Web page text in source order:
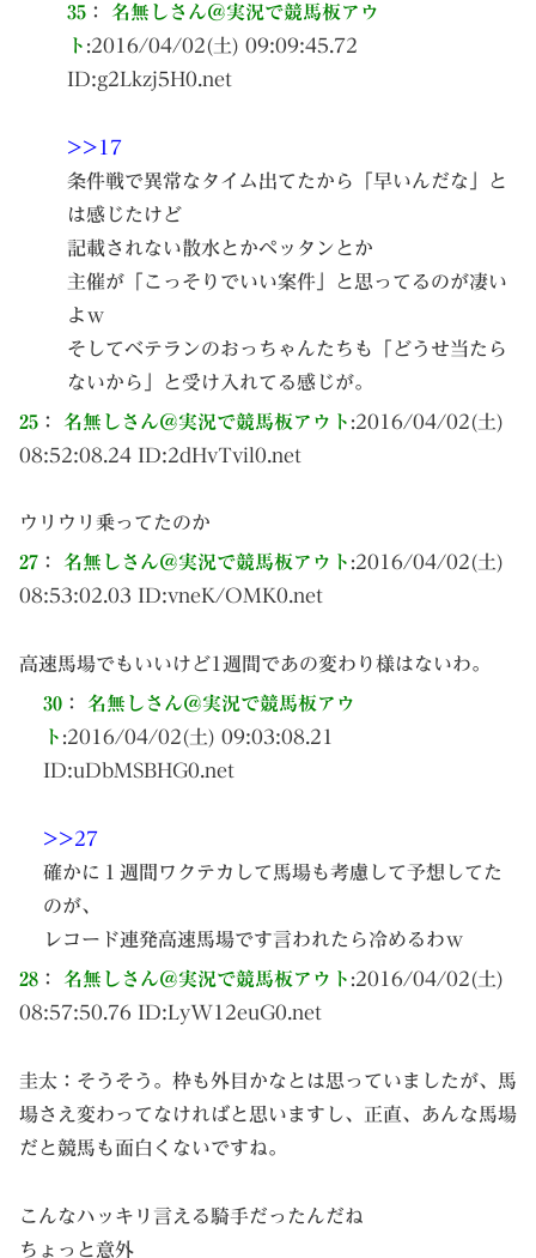
35 ： 名無しさん＠実況で競馬板アウ
ト :2016/04/02(土) 09:09:45.72
ID:g2Lkzj5H0.net
>>17
条件戦で異常なタイム出てたから「早いんだな」と
は感じたけど
記載されない散水とかペッタンとか
主催が「こっそりでいい案件」と思ってるのが凄い
よｗ
そしてベテランのおっちゃんたちも「どうせ当たら
ないから」と受け入れてる感じが。
25 ： 名無しさん＠実況で競馬板アウト :2016/04/02(土)
08:52:08.24 ID:2dHvTvil0.net
ウリウリ乗ってたのか
27 ： 名無しさん＠実況で競馬板アウト :2016/04/02(土)
08:53:02.03 ID:vneK/OMK0.net
高速馬場でもいいけど1週間であの変わり様はないわ。
30 ： 名無しさん＠実況で競馬板アウ
ト :2016/04/02(土) 09:03:08.21
ID:uDbMSBHG0.net
>>27
確かに１週間ワクテカして馬場も考慮して予想してた
のが、
レコード連発高速馬場です言われたら冷めるわｗ
28 ： 名無しさん＠実況で競馬板アウト :2016/04/02(土)
08:57:50.76 ID:LyW12euG0.net
圭太：そうそう。枠も外目かなとは思っていましたが、馬
場さえ変わってなければと思いますし、正直、あんな馬場
だと競馬も面白くないですね。
こんなハッキリ言える騎手だったんだね
ちょっと意外